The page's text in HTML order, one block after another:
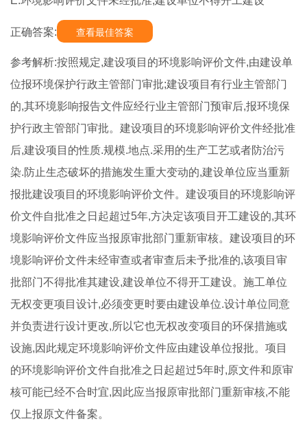
正确答案: 查看最佳答案
参考解析:按照规定,建设项目的环境影响评价文件,由建设单
位报环境保护行政主管部门审批;建设项目有行业主管部门
的,其环境影响报告文件应经行业主管部门预审后,报环境保
护行政主管部门审批。建设项目的环境影响评价文件经批准
后,建设项目的性质.规模.地点.采用的生产工艺或者防治污
染.防止生态破坏的措施发生重大变动的,建设单位应当重新
报批建设项目的环境影响评价文件。建设项目的环境影响评
价文件自批准之日起超过5年,方决定该项目开工建设的,其环
境影响评价文件应当报原审批部门重新审核。建设项目的环
境影响评价文件未经审查或者审查后未予批准的,该项目审
批部门不得批准其建设,建设单位不得开工建设。施工单位
无权变更项目设计,必须变更时要由建设单位.设计单位同意
并负责进行设计更改,所以它也无权改变项目的环保措施或
设施,因此规定环境影响评价文件应由建设单位报批。项目
的环境影响评价文件自批准之日起超过5年时,原文件和原审
核可能已经不合时宜,因此应当报原审批部门重新审核,不能
仅上报原文件备案。